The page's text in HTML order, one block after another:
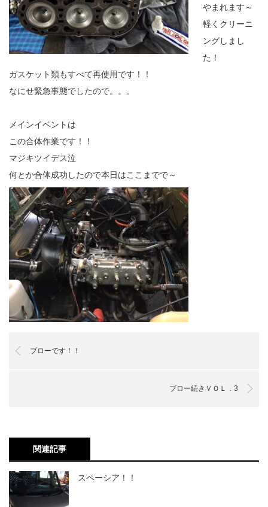
やまれます～
軽くクリーニ
ングしまし
た！
ガスケット類もすべて再使用です！！
なにせ緊急事態でしたので。。。
メインイベントは
この合体作業です！！
マジキツイデス泣
何とか合体成功したので本日はここまでで～
ブローです！！
ブロー続きＶＯＬ．3
関連記事
スペーシア！！